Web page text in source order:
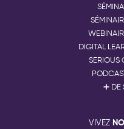
DIGITAL
SERIOUS
➕ DE
VIVEZ